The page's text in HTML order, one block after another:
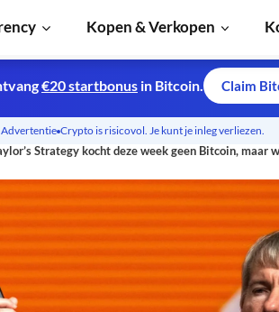
Kopen & Verkopen
Strategy kocht deze week geen Bitcoin, maar
€20 startbonus in Bitcoin. Claim
Advertentie Crypto is risicovol. Je kunt je inleg verliezen.